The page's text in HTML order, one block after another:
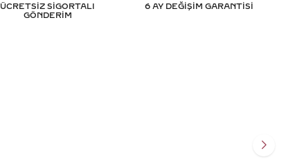
ÜCRETSİZ SİGORTALI
GÖNDERİM
6 AY DEĞİŞİM GARANTİSİ